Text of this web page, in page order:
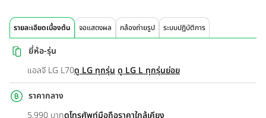
รายละเอียดเบื้องต้น จอแสดงผล กล้องถ่ายรูป ระบบปฏิบัติการ
ยี่ห้อ-รุ่น
แอลจี LG L70ดู LG ทุกรุ่น ดู LG L ทุกรุ่นย่อย
ราคากลาง
5,990 บาทดูโทรศัพท์มือถือราคาใกล้เคียง